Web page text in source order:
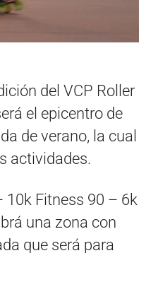
del VCP Roller
el epicentro de
de verano, la cual
actividades.
10k Fitness 90 – 6k
una zona con
que será para